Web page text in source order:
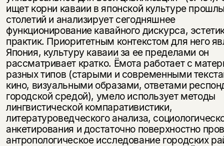
ищет корни каваии в японской культуре
столетий и анализирует сегодняшнее
функционирование кавайного дискурса,
практик. Приоритетным контекстом для него
Япония, культуру каваии за ее пределами он
рассматривает кратко. Ёмота работает с
разных типов (старыми и современными
кино, визуальными образами, ответами
городской средой), умело использует методы
лингвистической компаративистики,
литературоведческого анализа,
анкетирования и достаточно поверхностно
антропологическое исследование городских